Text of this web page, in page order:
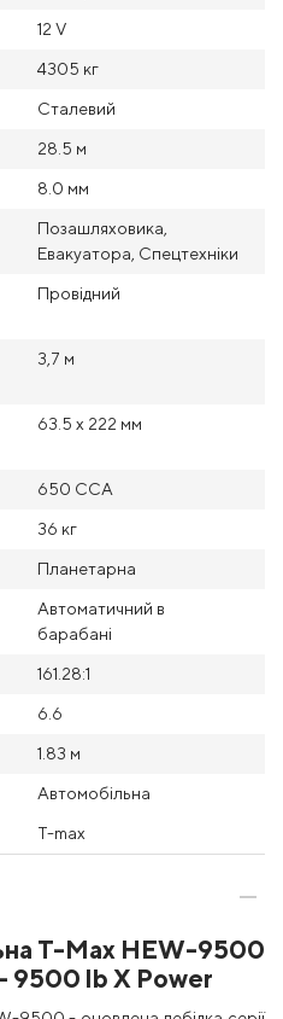
12 V
4305 кг
Сталевий
28.5 м
8.0 мм
Позашляховика,
Евакуатора, Спецтехніки
Провідний
3,7 м
63.5 х 222 мм
650 CCA
36 кг
Планетарна
Автоматичний в
барабані
161.28:1
6.6
1.83 м
Автомобільна
T-max
T-Max HEW-9500
9500 lb X Power